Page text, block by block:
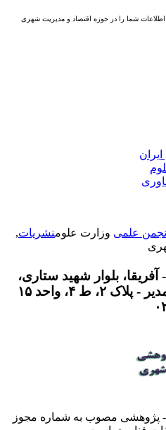
شما را در حوزه اقتصاد و مدیریت شهری
علمیوزارت علومنشریات,
بلوار شهید ستاری،
۴، واحد ۱۵
پژوهشی مصوب به شماره مجوز